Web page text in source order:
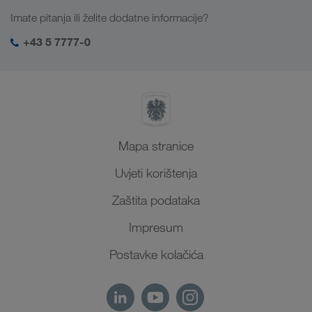
Rješenja prema branši
Srednja Azija
Bliski Istok
Društvena odgovornost
SHEQ-menadžment
Imate pitanja ili želite dodatne informacije?
+43 5 7777-0
Mapa stranice
Uvjeti korištenja
Zaštita podataka
Impresum
Postavke kolačića